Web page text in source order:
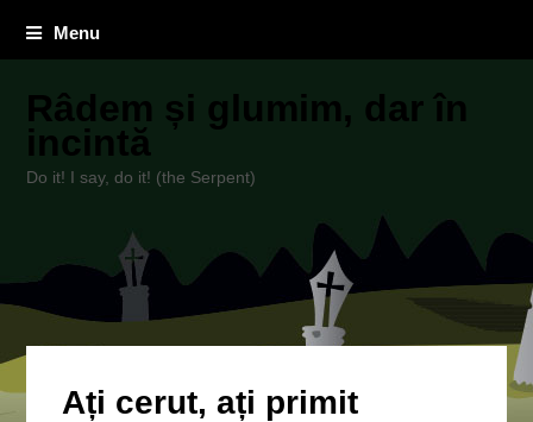
Menu
Râdem și glumim, dar în
incintă
Do it! I say, do it! (the Serpent)
Ați cerut, ați primit